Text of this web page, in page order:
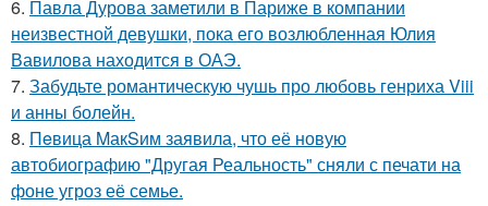
6. Павла Дурова заметили в Париже в компании
неизвестной девушки, пока его возлюбленная Юлия
Вавилова находится в ОАЭ.
7. Забудьте романтическую чушь про любовь генриха Viii
и анны болейн.
8. Пeвица MакSим заявила, что её новую
автобиографию "Другая Реальность" сняли с печати на
фоне угроз её семье.